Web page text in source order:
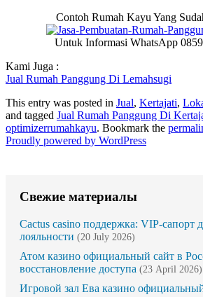
Contoh Rumah Kayu Yang
Untuk Informasi WhatsApp
Kami Juga :
Jual Rumah Panggung Di Lemahsugi
This entry was posted in Jual, Kertajati,
and tagged Jual Rumah Panggung Di
optimizerrumahkayu. Bookmark the
Proudly powered by WordPress
Свежие материалы
Cactus casino поддержка: VIP-сапорт
лояльности (20 July 2026)
Атом казино официальный сайт в
восстановление доступа (23 April 2026)
Игровой зал Ева казино